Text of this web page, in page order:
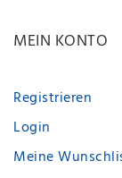
MEIN KONTO
Registrieren
Login
Meine